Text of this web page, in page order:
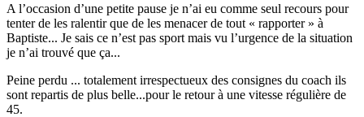
A l’occasion d’une petite pause je n’ai eu comme seul recours pour
tenter de les ralentir que de les menacer de tout « rapporter » à
Baptiste... Je sais ce n’est pas sport mais vu l’urgence de la situation
je n’ai trouvé que ça...
Peine perdu ... totalement irrespectueux des consignes du coach ils
sont repartis de plus belle...pour le retour à une vitesse régulière de
45.